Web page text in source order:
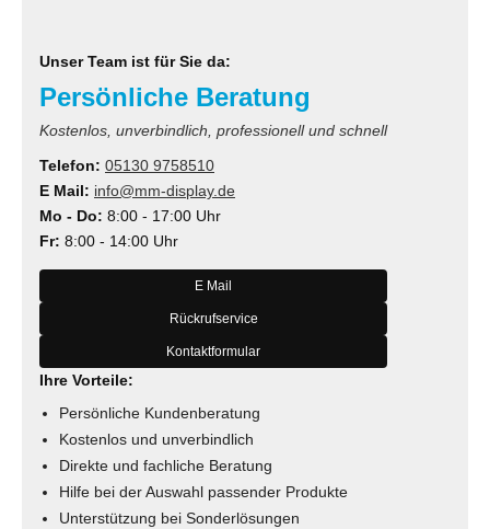
Unser Team ist für Sie da:
Persönliche Beratung
Kostenlos, unverbindlich, professionell und schnell
Telefon: 05130 9758510
E Mail: info@mm-display.de
Mo - Do: 8:00 - 17:00 Uhr
Fr: 8:00 - 14:00 Uhr
E Mail
Rückrufservice
Kontaktformular
Ihre Vorteile:
Persönliche Kundenberatung
Kostenlos und unverbindlich
Direkte und fachliche Beratung
Hilfe bei der Auswahl passender Produkte
Unterstützung bei Sonderlösungen